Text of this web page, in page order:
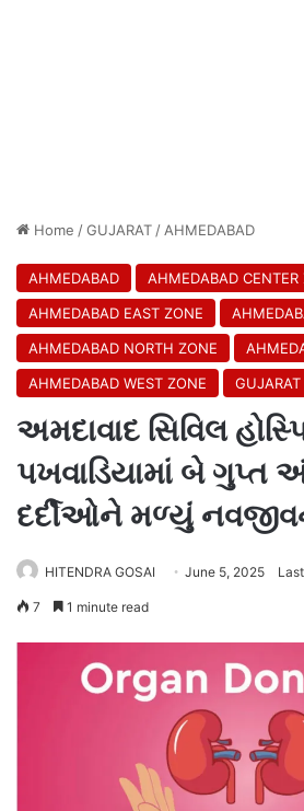
Home /GUJARAT / AHMEDABAD
AHMEDABAD
AHMEDABAD CENTER
AHMEDABAD EAST ZONE
AHMEDABAD NORTH ZONE
AHMEDABAD WEST ZONE
GUJARAT
અમદાવાદ સિવિલ
પખવાડિયામાં બે ગુપ્ત
દર્દીઓને મળ્યું
HITENDRA GOSAI June 5, 2025
7 1 minute read